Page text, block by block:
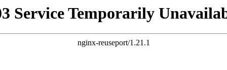
Service Temporarily
nginx-reuseport/1.21.1